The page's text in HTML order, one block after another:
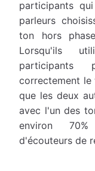
participants
parleurs
ton hors
Lorsqu'ils
participants
correctement
que les deux
avec l'un des
environ
d'écouteurs de